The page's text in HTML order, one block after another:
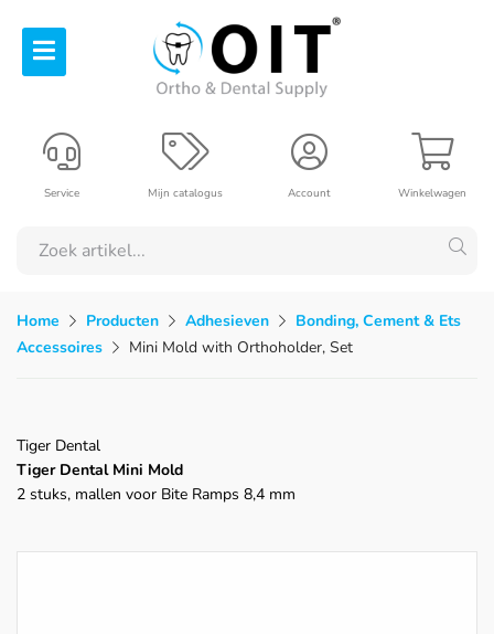
Winkelwagen
Account
Mijn catalogus
Service
Home Producten Adhesieven
Bonding, Cement & Ets
Accessoires
Mini Mold with Orthoholder, Set
Tiger Dental
Tiger Dental Mini Mold
2 stuks, mallen voor Bite Ramps 8,4 mm